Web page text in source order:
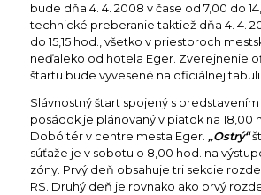
bude dňa 4. 4. 2008 v čase od 7,00 do
technické preberanie taktiež dňa 4. 4.
do 15,15 hod., všetko v priestoroch
neďaleko od hotela Eger. Zverejnenie
štartu bude vyvesené na oficiálnej tabuli
Slávnostný štart spojený s
posádok je plánovaný v piatok na 18,00
Dobó tér v centre mesta Eger. „Ostrý“
súťaže je v sobotu o 8,00 hod. na
zóny. Prvý deň obsahuje tri sekcie
RS. Druhý deň je rovnako ako prvý